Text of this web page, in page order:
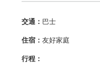
交通： 巴士
住宿： 友好家庭
行程：